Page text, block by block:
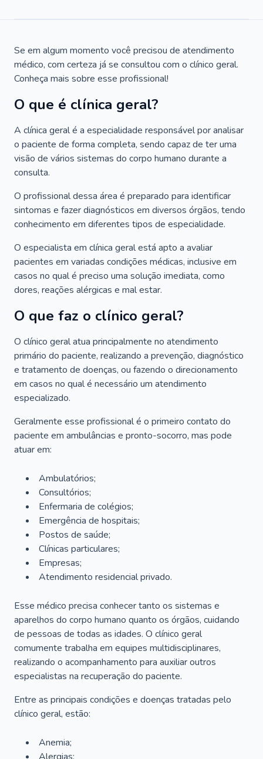
Se em algum momento você precisou de atendimento
médico, com certeza já se consultou com o clínico geral.
Conheça mais sobre esse profissional!
O que é clínica geral?
A clínica geral é a especialidade responsável por analisar
o paciente de forma completa, sendo capaz de ter uma
visão de vários sistemas do corpo humano durante a
consulta.
O profissional dessa área é preparado para identificar
sintomas e fazer diagnósticos em diversos órgãos, tendo
conhecimento em diferentes tipos de especialidade.
O especialista em clínica geral está apto a avaliar
pacientes em variadas condições médicas, inclusive em
casos no qual é preciso uma solução imediata, como
dores, reações alérgicas e mal estar.
O que faz o clínico geral?
O clínico geral atua principalmente no atendimento
primário do paciente, realizando a prevenção, diagnóstico
e tratamento de doenças, ou fazendo o direcionamento
em casos no qual é necessário um atendimento
especializado.
Geralmente esse profissional é o primeiro contato do
paciente em ambulâncias e pronto-socorro, mas pode
atuar em:
Ambulatórios;
Consultórios;
Enfermaria de colégios;
Emergência de hospitais;
Postos de saúde;
Clínicas particulares;
Empresas;
Atendimento residencial privado.
Esse médico precisa conhecer tanto os sistemas e
aparelhos do corpo humano quanto os órgãos, cuidando
de pessoas de todas as idades. O clínico geral
comumente trabalha em equipes multidisciplinares,
realizando o acompanhamento para auxiliar outros
especialistas na recuperação do paciente.
Entre as principais condições e doenças tratadas pelo
clínico geral, estão:
Anemia;